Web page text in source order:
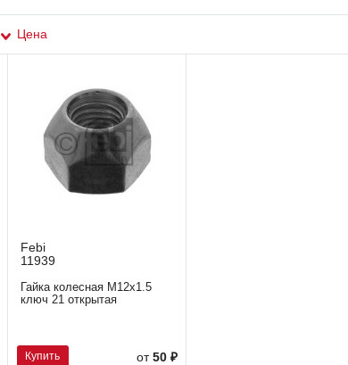
Цена
Febi
11939
Гайка колесная М12х1.5
ключ 21 открытая
Купить от 50 ₽